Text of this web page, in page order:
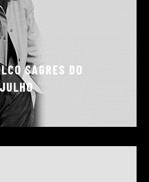
SAGRES DO